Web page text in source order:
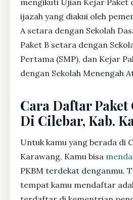
ijazah yang diakui oleh
A setara dengan Sekolah
Paket B setara dengan
Pertama (SMP), dan Kejar
dengan Sekolah Menengah
Cara Daftar Paket
Di Cilebar, Kab.
Untuk kamu yang berada di
Karawang, Kamu bisa
PKBM terdekat denganmu.
tempat kamu mendaftar